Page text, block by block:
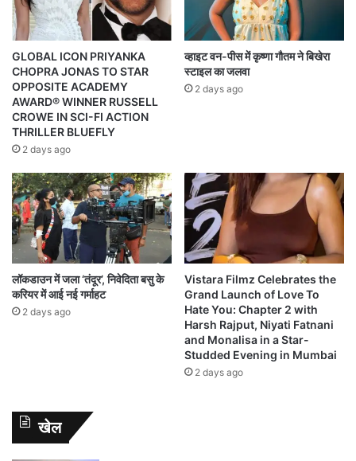
GLOBAL ICON PRIYANKA
CHOPRA JONAS TO STAR
OPPOSITE ACADEMY
AWARD® WINNER RUSSELL
CROWE IN SCI-FI ACTION
THRILLER BLUEFLY
2 days ago
व्हाइट वन-पीस में कृष्णा गौतम ने बिखेरा
स्टाइल का जलवा
2 days ago
लॉकडाउन में जला ‘तंदूर’, निवेदिता बसु के
करियर में आई नई गर्माहट
2 days ago
Vistara Filmz Celebrates the
Grand Launch of Love To
Hate You: Chapter 2 with
Harsh Rajput, Niyati Fatnani
and Monalisa in a Star-
Studded Evening in Mumbai
2 days ago
खेल